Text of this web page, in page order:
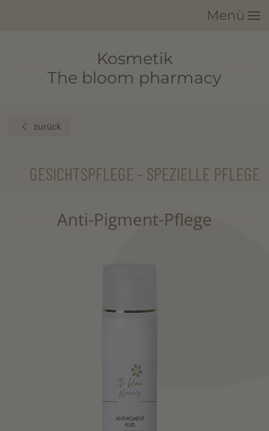
Menü
Kosmetik
The bloom pharmacy
zurück
GESICHTSPFLEGE - SPEZIELLE PFLEGE
Anti-Pigment-Pflege